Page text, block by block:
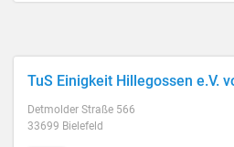
TuS Einigkeit Hillegossen e.V.
Detmolder Straße 566
33699 Bielefeld